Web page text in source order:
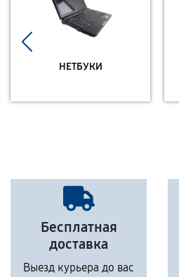
НЕТБУКИ
Бесплатная
доставка
Выезд курьера до вас